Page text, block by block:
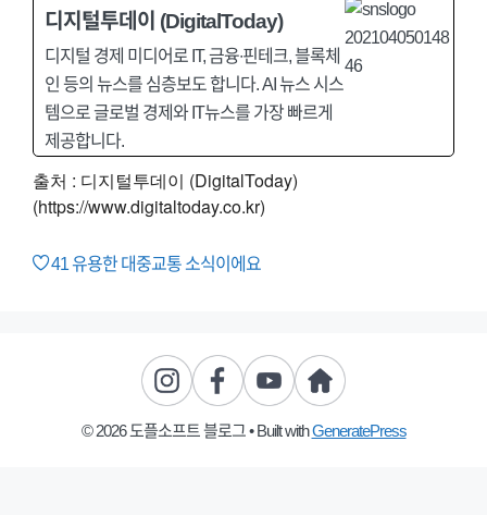
디지털투데이 (DigitalToday)
디지털 경제 미디어로 IT, 금융∙핀테크, 블록체
인 등의 뉴스를 심층보도 합니다. AI 뉴스 시스
템으로 글로벌 경제와 IT뉴스를 가장 빠르게
제공합니다.
출처 : 디지털투데이 (DigitalToday)
(https://www.digitaltoday.co.kr)
41유용한 대중교통 소식이에요
© 2026 도플소프트 블로그• Built withGeneratePress